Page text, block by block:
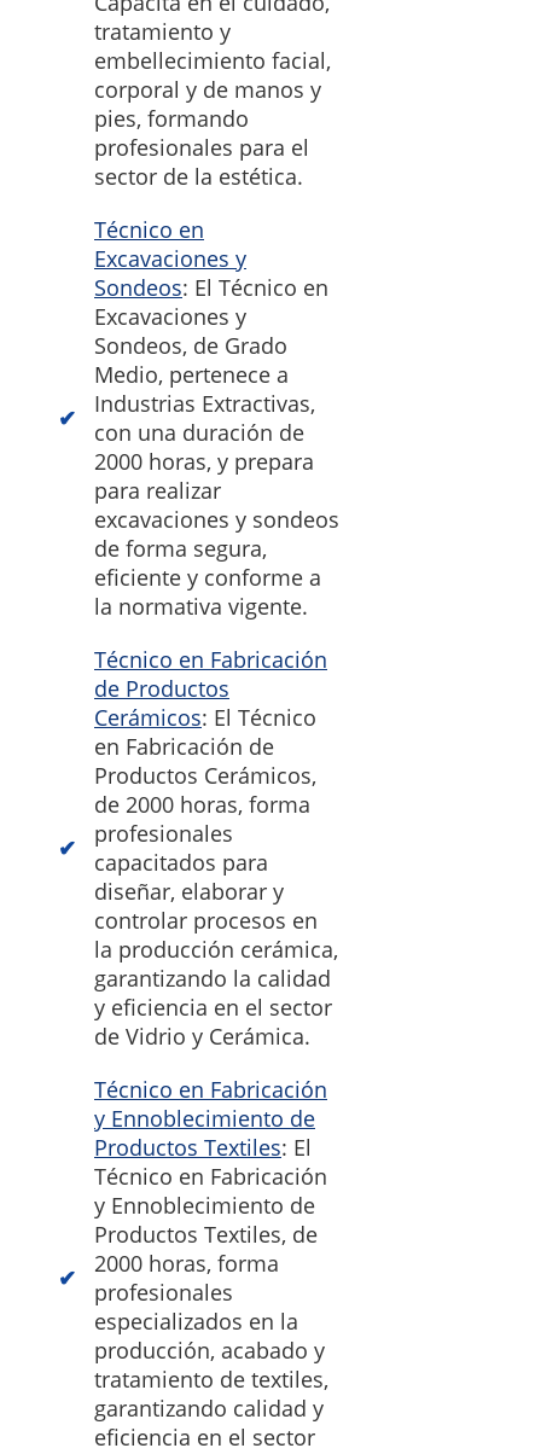
tratamiento y
embellecimiento facial,
corporal y de manos y
pies, formando
profesionales para el
sector de la estética.
Técnico en
Excavaciones y
Sondeos: El Técnico en
Excavaciones y
Sondeos, de Grado
Medio, pertenece a
Industrias Extractivas,
con una duración de
2000 horas, y prepara
para realizar
excavaciones y sondeos
de forma segura,
eficiente y conforme a
la normativa vigente.
Técnico en Fabricación
de Productos
Cerámicos: El Técnico
en Fabricación de
Productos Cerámicos,
de 2000 horas, forma
profesionales
capacitados para
diseñar, elaborar y
controlar procesos en
la producción cerámica,
garantizando la calidad
y eficiencia en el sector
de Vidrio y Cerámica.
Técnico en Fabricación
y Ennoblecimiento de
Productos Textiles: El
Técnico en Fabricación
y Ennoblecimiento de
Productos Textiles, de
2000 horas, forma
profesionales
especializados en la
producción, acabado y
tratamiento de textiles,
garantizando calidad y
eficiencia en el sector